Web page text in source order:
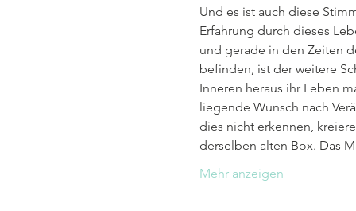
Und es ist auch diese
Erfahrung durch dieses
und gerade in den Zeiten
befinden, ist der weitere
Inneren heraus ihr Leben
liegende Wunsch nach
dies nicht erkennen,
derselben alten Box. Das
Mehr anzeigen